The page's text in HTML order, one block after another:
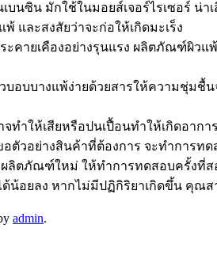
นซิน มักใช้ในมอยส์เจอร์ไรเซอร์
และสงสัยว่าจะก่อให้เกิดมะเร็ง
ะคายเคืองอย่างรุนแรง ผลิตภัณฑ์ผิว
บบางแพ้ง่ายด้วยสารให้ความชุ่ม
ทำให้เสียหรือปนเปื้อนทำให้เกิดอากา
อตัวอย่างสินค้าที่ต้องการ จะทำการท
ลิตภัณฑ์ใหม่ ให้ทำการทดสอบครั้งที่
ด้น้อยลง หากไม่มีปฏิกิริยาเกิดขึ้น
admin.